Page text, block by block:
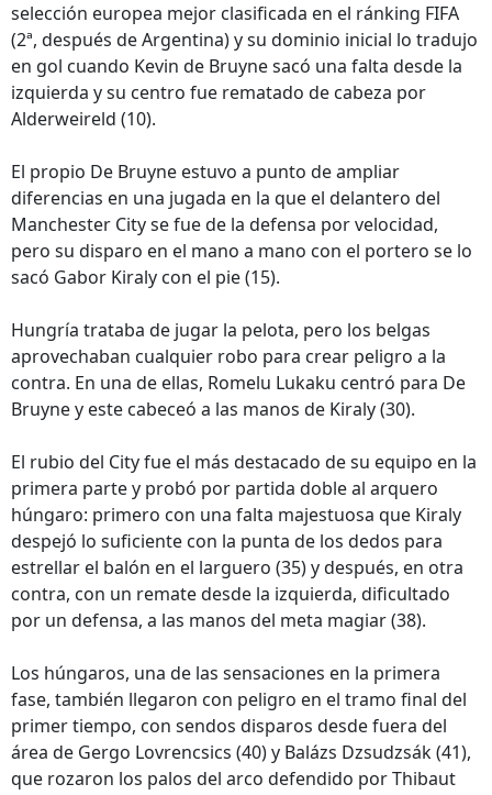
selección europea mejor clasificada en el ránking FIFA
(2ª, después de Argentina) y su dominio inicial lo tradujo
en gol cuando Kevin de Bruyne sacó una falta desde la
izquierda y su centro fue rematado de cabeza por
Alderweireld (10).
El propio De Bruyne estuvo a punto de ampliar
diferencias en una jugada en la que el delantero del
Manchester City se fue de la defensa por velocidad,
pero su disparo en el mano a mano con el portero se lo
sacó Gabor Kiraly con el pie (15).
Hungría trataba de jugar la pelota, pero los belgas
aprovechaban cualquier robo para crear peligro a la
contra. En una de ellas, Romelu Lukaku centró para De
Bruyne y este cabeceó a las manos de Kiraly (30).
El rubio del City fue el más destacado de su equipo en la
primera parte y probó por partida doble al arquero
húngaro: primero con una falta majestuosa que Kiraly
despejó lo suficiente con la punta de los dedos para
estrellar el balón en el larguero (35) y después, en otra
contra, con un remate desde la izquierda, dificultado
por un defensa, a las manos del meta magiar (38).
Los húngaros, una de las sensaciones en la primera
fase, también llegaron con peligro en el tramo final del
primer tiempo, con sendos disparos desde fuera del
área de Gergo Lovrencsics (40) y Balázs Dzsudzsák (41),
que rozaron los palos del arco defendido por Thibaut